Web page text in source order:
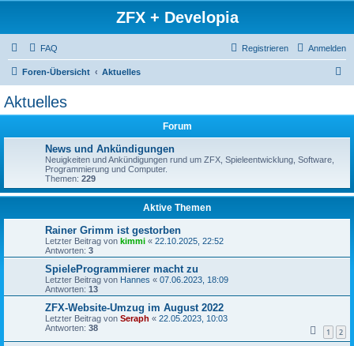
ZFX + Developia
FAQ Anmelden
Registrieren
Foren-Übersicht Aktuelles
Aktuelles
Forum
News und Ankündigungen
Neuigkeiten und Ankündigungen rund um ZFX, Spieleentwicklung, Software,
Programmierung und Computer.
Themen: 229
Aktive Themen
Rainer Grimm ist gestorben
Letzter Beitrag von kimmi « 22.10.2025, 22:52
Antworten: 3
SpieleProgrammierer macht zu
Letzter Beitrag von Hannes « 07.06.2023, 18:09
Antworten: 13
ZFX-Website-Umzug im August 2022
Letzter Beitrag von Seraph « 22.05.2023, 10:03
Antworten: 38 1 2